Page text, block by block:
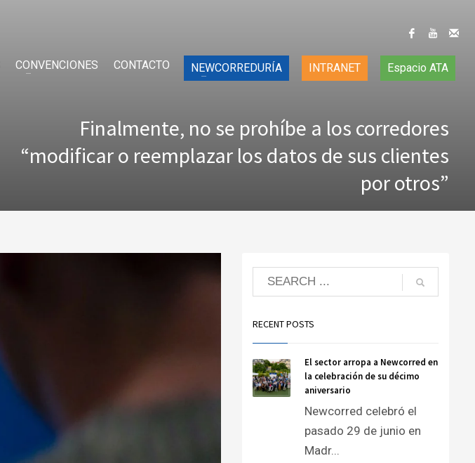
CONVENCIONES CONTACTO NEWCORREDURÍA INTRANET Espacio ATA
Finalmente, no se prohíbe a los corredores
“modificar o reemplazar los datos de sus clientes
por otros”
RECENT POSTS
El sector arropa a Newcorred en
la celebración de su décimo
aniversario
Newcorred celebró el
pasado 29 de junio en
Madr...